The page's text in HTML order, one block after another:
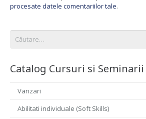
procesate datele comentariilor tale.
după:
Catalog Cursuri si Seminarii
Vanzari
Abilitati individuale (Soft Skills)